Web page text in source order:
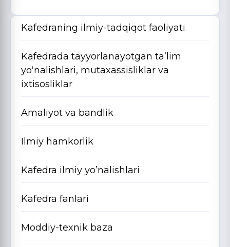
Kafedraning ilmiy-tadqiqot faoliyati
Kafedrada tayyorlanayotgan ta’lim
yo‘nalishlari, mutaxassisliklar va
ixtisosliklar
Amaliyot va bandlik
Ilmiy hamkorlik
Kafedra ilmiy yo’nalishlari
Kafedra fanlari
Moddiy-texnik baza